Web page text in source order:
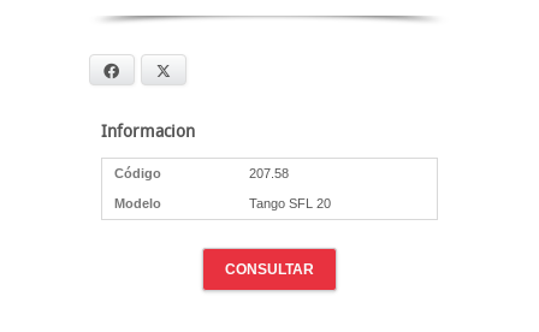
Facebook
Informacion
Código 207.58
Modelo Tango SFL 20
CONSULTAR